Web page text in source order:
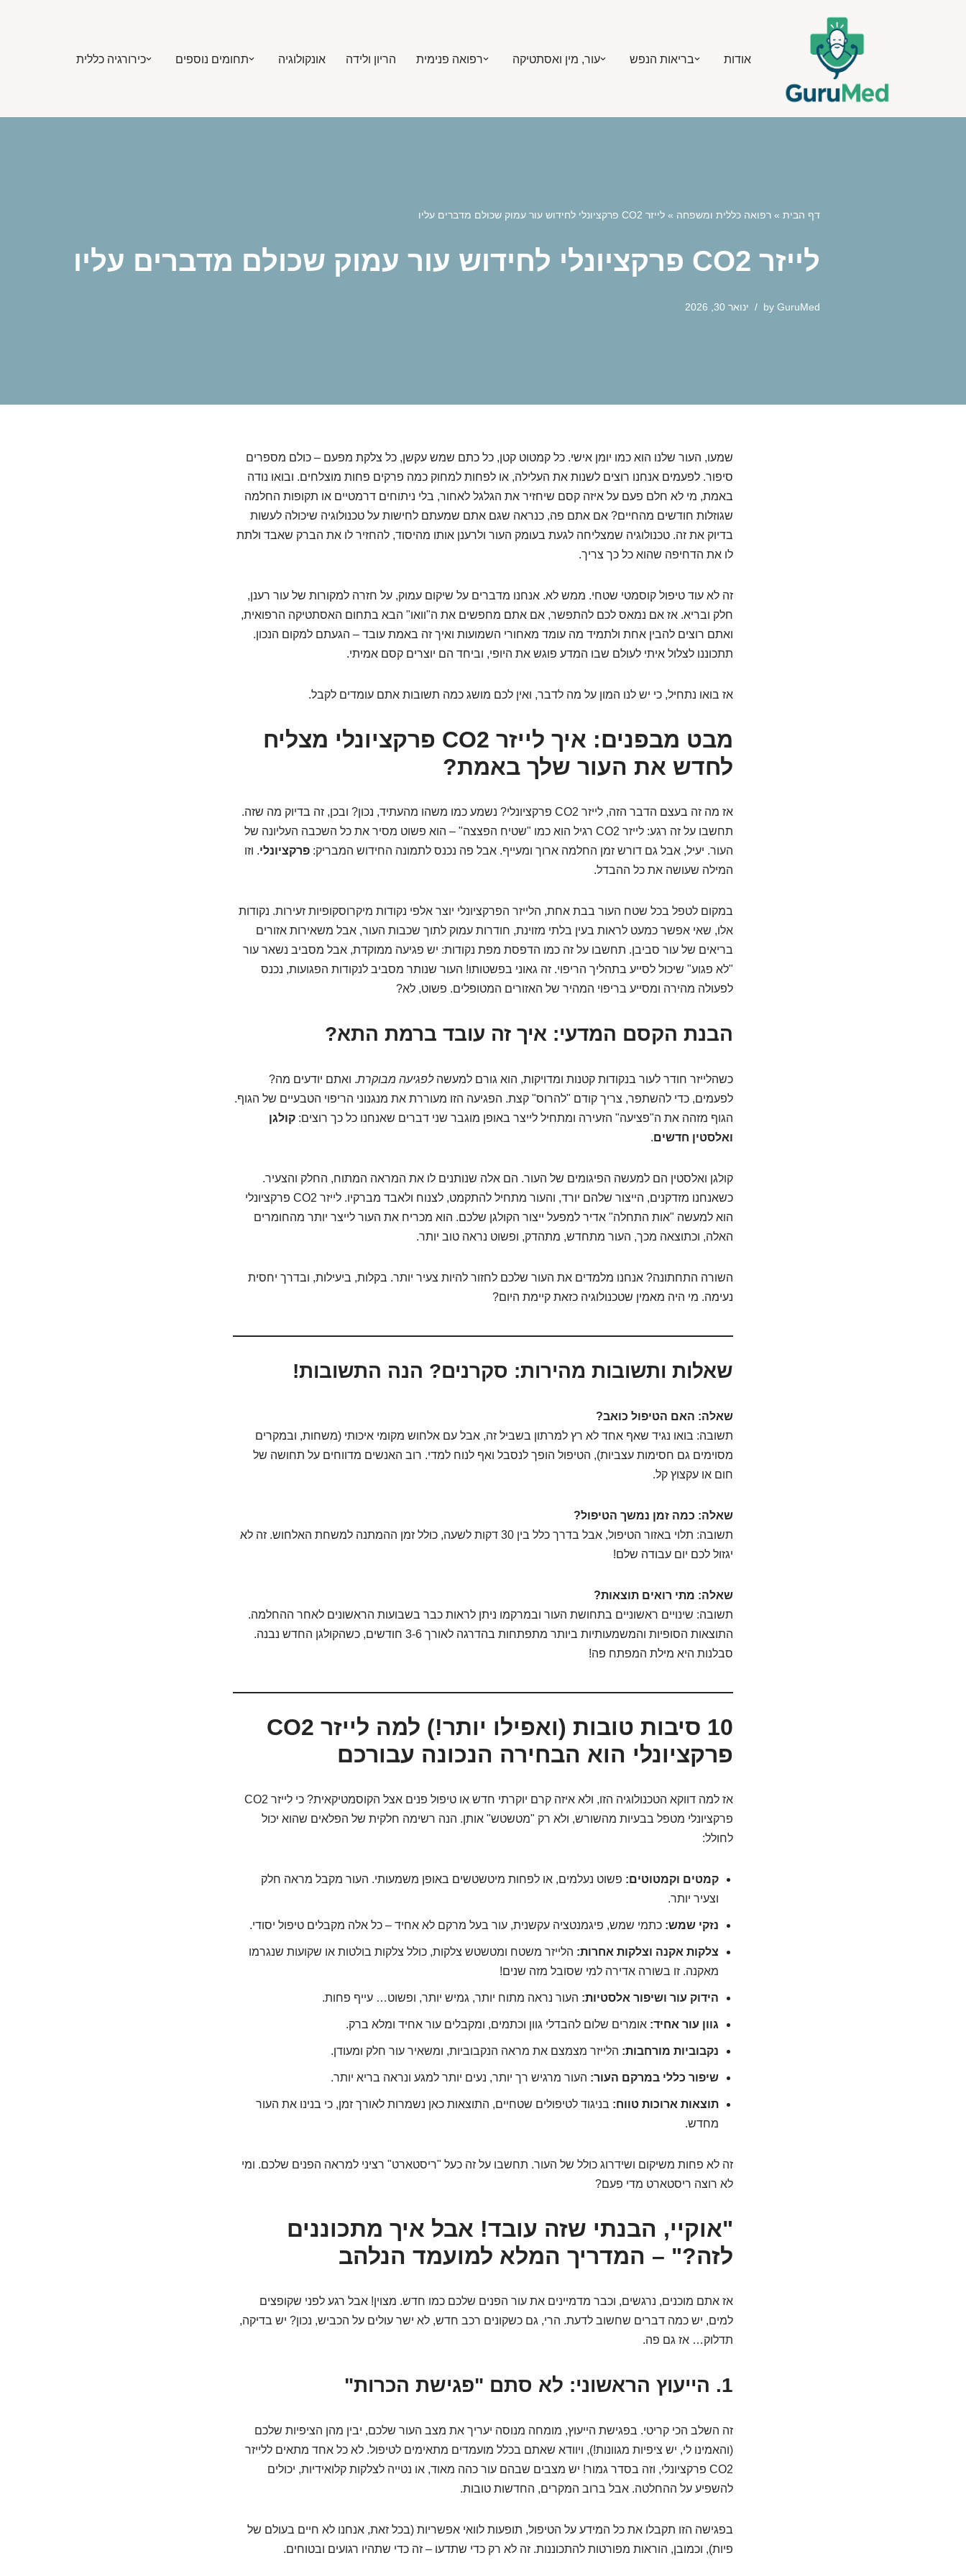
אודות בריאות הנפש עור, מין ואסתטיקה רפואה פנימית הריון ולידה אונקולוגיה תחומים נוספים כירורגיה כללית
דף הבית » רפואה כללית ומשפחה » לייזר CO2 פרקציונלי לחידוש עור עמוק שכולם מדברים עליו
לייזר CO2 פרקציונלי לחידוש עור עמוק שכולם מדברים עליו
by GuruMed ינואר 30, 2026
שמעו, העור שלנו הוא כמו יומן אישי. כל קמטוט קטן, כל כתם שמש עקשן, כל צלקת מפעם – כולם מספרים
סיפור. לפעמים אנחנו רוצים לשנות את העלילה, או לפחות למחוק כמה פרקים פחות מוצלחים. ובואו נודה
באמת, מי לא חלם פעם על איזה קסם שיחזיר את הגלגל לאחור, בלי ניתוחים דרמטיים או תקופות החלמה
שגוזלות חודשים מהחיים? אם אתם פה, כנראה שגם אתם שמעתם לחישות על טכנולוגיה שיכולה לעשות
בדיוק את זה. טכנולוגיה שמצליחה לגעת בעומק העור ולרענן אותו מהיסוד, להחזיר לו את הברק שאבד ולתת
לו את הדחיפה שהוא כל כך צריך.
זה לא עוד טיפול קוסמטי שטחי. ממש לא. אנחנו מדברים על שיקום עמוק, על חזרה למקורות של עור רענן,
חלק ובריא. אז אם נמאס לכם להתפשר, אם אתם מחפשים את ה"וואו" הבא בתחום האסתטיקה הרפואית,
ואתם רוצים להבין אחת ולתמיד מה עומד מאחורי השמועות ואיך זה באמת עובד – הגעתם למקום הנכון.
תתכוננו לצלול איתי לעולם שבו המדע פוגש את היופי, וביחד הם יוצרים קסם אמיתי.
אז בואו נתחיל, כי יש לנו המון על מה לדבר, ואין לכם מושג כמה תשובות אתם עומדים לקבל.
מבט מבפנים: איך לייזר CO2 פרקציונלי מצליח
לחדש את העור שלך באמת?
אז מה זה בעצם הדבר הזה, לייזר CO2 פרקציונלי? נשמע כמו משהו מהעתיד, נכון? ובכן, זה בדיוק מה שזה.
תחשבו על זה רגע: לייזר CO2 רגיל הוא כמו "שטיח הפצצה" – הוא פשוט מסיר את כל השכבה העליונה של
העור. יעיל, אבל גם דורש זמן החלמה ארוך ומעייף. אבל פה נכנס לתמונה החידוש המבריק:פרקציונלי. וזו
המילה שעושה את כל ההבדל.
במקום לטפל בכל שטח העור בבת אחת, הלייזר הפרקציונלי יוצר אלפי נקודות מיקרוסקופיות זעירות. נקודות
אלו, שאי אפשר כמעט לראות בעין בלתי מזוינת, חודרות עמוק לתוך שכבות העור, אבל משאירות אזורים
בריאים של עור סביבן. תחשבו על זה כמו הדפסת מפת נקודות: יש פגיעה ממוקדת, אבל מסביב נשאר עור
"לא פגוע" שיכול לסייע בתהליך הריפוי. זה גאוני בפשטותו! העור שנותר מסביב לנקודות הפגועות, נכנס
לפעולה מהירה ומסייע בריפוי המהיר של האזורים המטופלים. פשוט, לא?
הבנת הקסם המדעי: איך זה עובד ברמת התא?
כשהלייזר חודר לעור בנקודות קטנות ומדויקות, הוא גורם למעשהלפגיעה מבוקרת. ואתם יודעים מה?
לפעמים, כדי להשתפר, צריך קודם "להרוס" קצת. הפגיעה הזו מעוררת את מנגנוני הריפוי הטבעיים של הגוף.
הגוף מזהה את ה"פציעה" הזעירה ומתחיל לייצר באופן מוגבר שני דברים שאנחנו כל כך רוצים:קולגן
ואלסטין חדשים.
קולגן ואלסטין הם למעשה הפיגומים של העור. הם אלה שנותנים לו את המראה המתוח, החלק והצעיר.
כשאנחנו מזדקנים, הייצור שלהם יורד, והעור מתחיל להתקמט, לצנוח ולאבד מברקיו. לייזר CO2 פרקציונלי
הוא למעשה "אות התחלה" אדיר למפעל ייצור הקולגן שלכם. הוא מכריח את העור לייצר יותר מהחומרים
האלה, וכתוצאה מכך, העור מתחדש, מתהדק, ופשוט נראה טוב יותר.
השורה התחתונה? אנחנו מלמדים את העור שלכם לחזור להיות צעיר יותר. בקלות, ביעילות, ובדרך יחסית
נעימה. מי היה מאמין שטכנולוגיה כזאת קיימת היום?
שאלות ותשובות מהירות: סקרנים? הנה התשובות!
שאלה: האם הטיפול כואב?
תשובה: בואו נגיד שאף אחד לא רץ למרתון בשביל זה, אבל עם אלחוש מקומי איכותי (משחות, ובמקרים
מסוימים גם חסימות עצביות), הטיפול הופך לנסבל ואף לנוח למדי. רוב האנשים מדווחים על תחושה של
חום או עקצוץ קל.
שאלה: כמה זמן נמשך הטיפול?
תשובה: תלוי באזור הטיפול, אבל בדרך כלל בין 30 דקות לשעה, כולל זמן ההמתנה למשחת האלחוש. זה לא
יגזול לכם יום עבודה שלם!
שאלה: מתי רואים תוצאות?
תשובה: שינויים ראשוניים בתחושת העור ובמרקמו ניתן לראות כבר בשבועות הראשונים לאחר ההחלמה.
התוצאות הסופיות והמשמעותיות ביותר מתפתחות בהדרגה לאורך 3-6 חודשים, כשהקולגן החדש נבנה.
סבלנות היא מילת המפתח פה!
10 סיבות טובות (ואפילו יותר!) למה לייזר CO2
פרקציונלי הוא הבחירה הנכונה עבורכם
אז למה דווקא הטכנולוגיה הזו, ולא איזה קרם יוקרתי חדש או טיפול פנים אצל הקוסמטיקאית? כי לייזר CO2
פרקציונלי מטפל בבעיות מהשורש, ולא רק "מטשטש" אותן. הנה רשימה חלקית של הפלאים שהוא יכול
לחולל:
קמטים וקמטוטים: פשוט נעלמים, או לפחות מיטשטשים באופן משמעותי. העור מקבל מראה חלק
וצעיר יותר.
נזקי שמש: כתמי שמש, פיגמנטציה עקשנית, עור בעל מרקם לא אחיד – כל אלה מקבלים טיפול יסודי.
צלקות אקנה וצלקות אחרות: הלייזר משטח ומטשטש צלקות, כולל צלקות בולטות או שקועות שנגרמו
מאקנה. זו בשורה אדירה למי שסובל מזה שנים!
הידוק עור ושיפור אלסטיות: העור נראה מתוח יותר, גמיש יותר, ופשוט… עייף פחות.
גוון עור אחיד: אומרים שלום להבדלי גוון וכתמים, ומקבלים עור אחיד ומלא ברק.
נקבוביות מורחבות: הלייזר מצמצם את מראה הנקבוביות, ומשאיר עור חלק ומעודן.
שיפור כללי במרקם העור: העור מרגיש רך יותר, נעים יותר למגע ונראה בריא יותר.
תוצאות ארוכות טווח: בניגוד לטיפולים שטחיים, התוצאות כאן נשמרות לאורך זמן, כי בנינו את העור
מחדש.
זה לא פחות משיקום ושידרוג כולל של העור. תחשבו על זה כעל "ריסטארט" רציני למראה הפנים שלכם. ומי
לא רוצה ריסטארט מדי פעם?
"אוקיי, הבנתי שזה עובד! אבל איך מתכוננים
לזה?" – המדריך המלא למועמד הנלהב
אז אתם מוכנים, נרגשים, וכבר מדמיינים את עור הפנים שלכם כמו חדש. מצוין! אבל רגע לפני שקופצים
למים, יש כמה דברים שחשוב לדעת. הרי, גם כשקונים רכב חדש, לא ישר עולים על הכביש, נכון? יש בדיקה,
תדלוק… אז גם פה.
1. הייעוץ הראשוני: לא סתם "פגישת הכרות"
זה השלב הכי קריטי. בפגישת הייעוץ, מומחה מנוסה יעריך את מצב העור שלכם, יבין מהן הציפיות שלכם
(והאמינו לי, יש ציפיות מגוונות!), ויוודא שאתם בכלל מועמדים מתאימים לטיפול. לא כל אחד מתאים ללייזר
CO2 פרקציונלי, וזה בסדר גמור! יש מצבים שבהם עור כהה מאוד, או נטייה לצלקות קלואידיות, יכולים
להשפיע על ההחלטה. אבל ברוב המקרים, החדשות טובות.
בפגישה הזו תקבלו את כל המידע על הטיפול, תופעות לוואי אפשריות (בכל זאת, אנחנו לא חיים בעולם של
פיות), וכמובן, הוראות מפורטות להתכוננות. זה לא רק כדי שתדעו – זה כדי שתהיו רגועים ובטוחים.